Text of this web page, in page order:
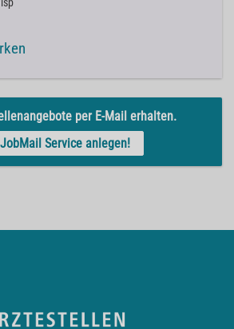
per E-Mail erhalten.
JobMail Service anlegen!